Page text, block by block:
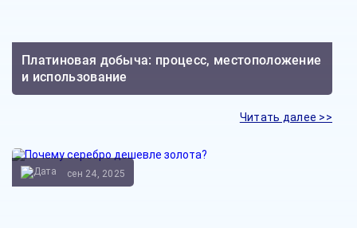
Платиновая добыча: процесс, местоположение
и использование
Читать далее >>
сен 24, 2025